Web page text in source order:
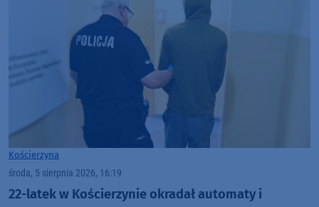
Kościerzyna
środa, 5 sierpnia 2026, 16:19
22-latek w Kościerzynie okradał automaty i